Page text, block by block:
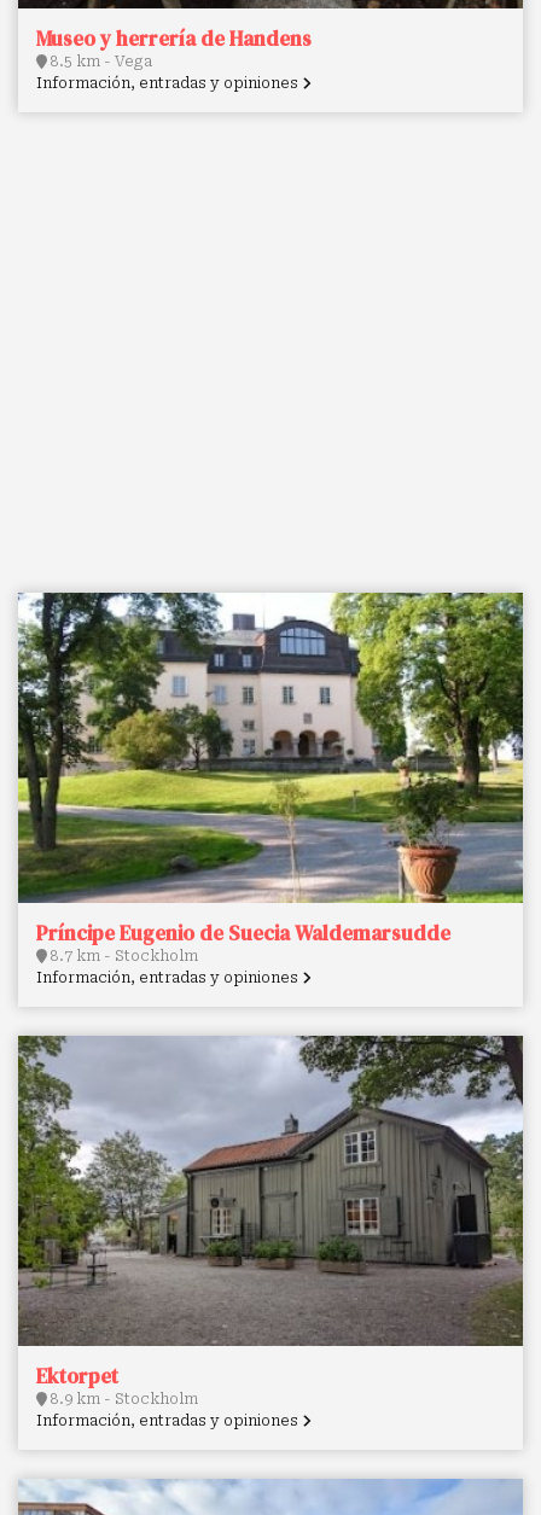
Museo y herrería de Handens
8.5 km - Vega
Información, entradas y opiniones
Príncipe Eugenio de Suecia Waldemarsudde
8.7 km - Stockholm
Información, entradas y opiniones
Ektorpet
8.9 km - Stockholm
Información, entradas y opiniones